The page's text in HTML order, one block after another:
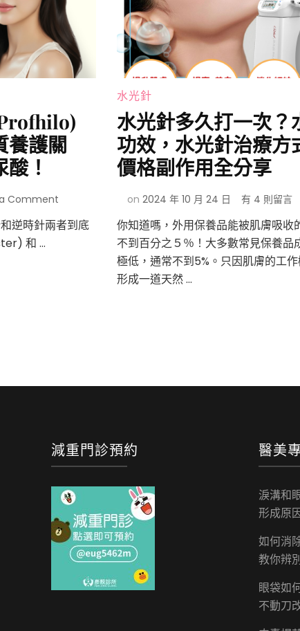
養護關
！
Comment
光
膚
關
鍵，
再
打
錯
玻
尿
酸！
逆時針兩者到底
和 …
水光針
水光針多久打一次？
功效，水光針治療方
價格副作用全分享
on 2024 年 10 月 24 日
在
光
針
多
久
效，
有 4 則留言
你知道嗎，外用保養品能被肌膚吸收
不到百分之５％！大多數常見保養品
極低，通常不到5%。只因肌膚的工
形成一道天然 …
減重門診預約 醫美
淚溝和
形成原
如何消
教你辨
眼袋如
不動刀